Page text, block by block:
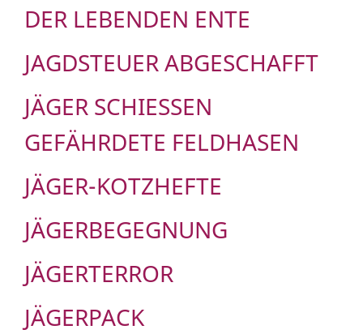
DER LEBENDEN ENTE
JAGDSTEUER ABGESCHAFFT
JÄGER SCHIESSEN G
EFÄHRDETE FELDHASEN
JÄGER-KOTZHEFTE
JÄGERBEGEGNUNG
JÄGERTERROR
JÄGERPACK